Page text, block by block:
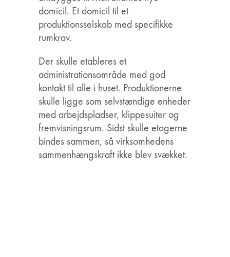
domicil. Et domicil til et
produktionsselskab med specifikke
rumkrav.
Der skulle etableres et
administrationsområde med god
kontakt til alle i huset. Produktionerne
skulle ligge som selvstændige enheder
med arbejdspladser, klippesuiter og
fremvisningsrum. Sidst skulle etagerne
bindes sammen, så virksomhedens
sammenhængskraft ikke blev svækket.